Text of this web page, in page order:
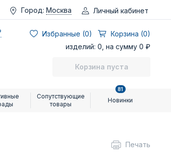
Город: Москва Личный кабинет
Избранные (0)
Корзина (0)
изделий: 0, на сумму 0 ₽
Корзина пуста
Сопутствующие
товары
Новинки
81
Печать